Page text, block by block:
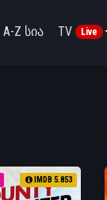
A-Z სია TV Live
IMDB 5.853